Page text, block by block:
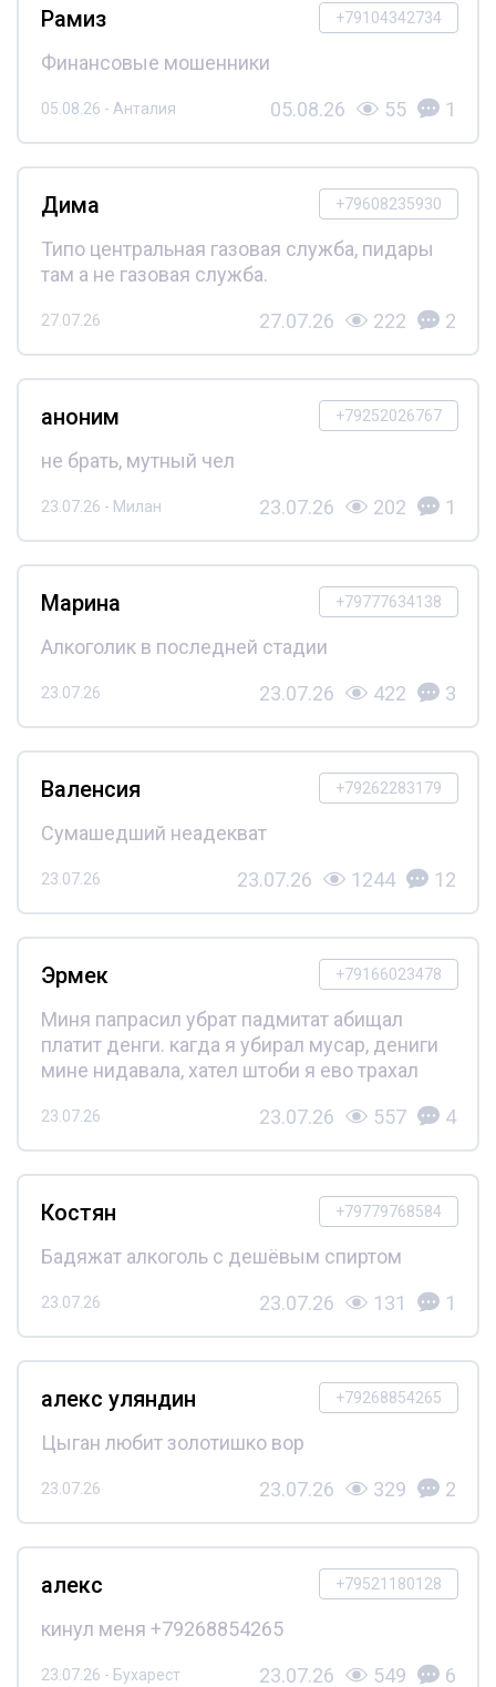
+79104342734
Рамиз
Финансовые мошенники
05.08.26 - Анталия 05.08.26 55 1
+79608235930
Дима
Типо центральная газовая служба, пидары
там а не газовая служба.
27.07.26 27.07.26 222 2
+79252026767
аноним
не брать, мутный чел
23.07.26 - Милан 23.07.26 202 1
+79777634138
Марина
Алкоголик в последней стадии
23.07.26 23.07.26 422 3
+79262283179
Валенсия
Сумашедший неадекват
23.07.26 23.07.26 1244 12
+79166023478
Эрмек
Миня папрасил убрат падмитат абищал
платит денги. кагда я убирал мусар, дениги
мине нидавала, хател штоби я ево трахал
23.07.26 23.07.26 557 4
+79779768584
Костян
Бадяжат алкоголь с дешёвым спиртом
23.07.26 23.07.26 131 1
+79268854265
алекс уляндин
Цыган любит золотишко вор
23.07.26 23.07.26 329 2
+79521180128
алекс
кинул меня +79268854265
23.07.26 - Бухарест 23.07.26 549 6